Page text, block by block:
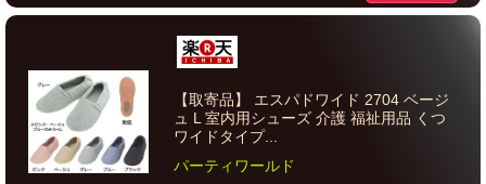
【取寄品】 エスパドワイド 2704 ベージ
ュ L 室内用シューズ 介護 福祉用品 くつ
ワイドタイプ...
パーティワールド